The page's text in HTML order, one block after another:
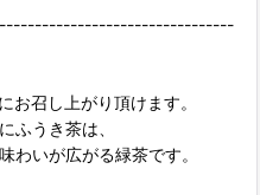
召し上がり頂けます。
ふうき茶は、
いが広がる緑茶です。